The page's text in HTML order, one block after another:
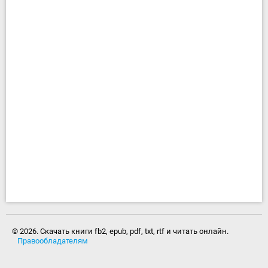
© 2026. Скачать книги fb2, epub, pdf, txt, rtf и читать онлайн.
Правообладателям